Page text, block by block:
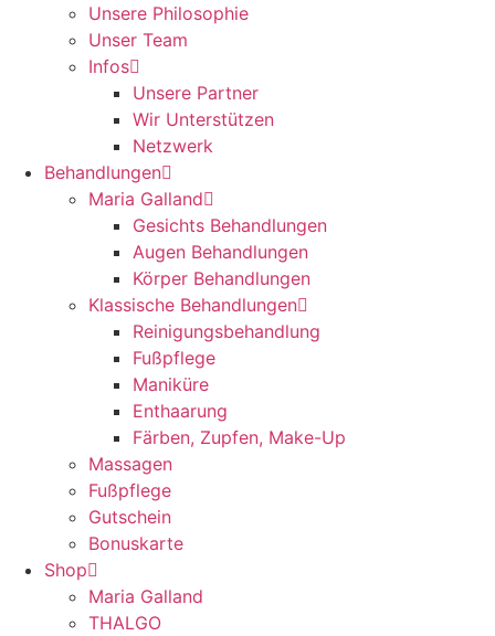
Unsere Philosophie
Unser Team
Infos
Unsere Partner
Wir Unterstützen
Netzwerk
Behandlungen
Maria Galland
Gesichts Behandlungen
Augen Behandlungen
Körper Behandlungen
Klassische Behandlungen
Reinigungsbehandlung
Fußpflege
Maniküre
Enthaarung
Färben, Zupfen, Make-Up
Massagen
Fußpflege
Gutschein
Bonuskarte
Shop
Maria Galland
THALGO